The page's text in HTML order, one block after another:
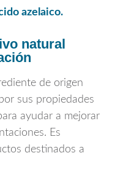
azelaico.
natural
de origen
sus propiedades
ayudar a mejorar
Es
destinados a